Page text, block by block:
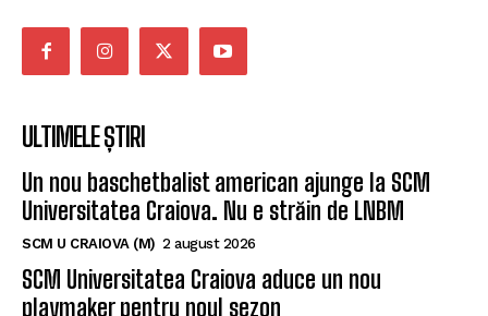
ULTIMELE ȘTIRI
Un nou baschetbalist american ajunge la SCM
Universitatea Craiova. Nu e străin de LNBM
SCM U CRAIOVA (M) 2 august 2026
SCM Universitatea Craiova aduce un nou
playmaker pentru noul sezon